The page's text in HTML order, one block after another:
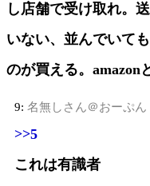
し店舗で受け取れ。
いない、並んでいて
のが買える。amazon
9: 名無しさん＠おーぷん
>>5
これは有識者